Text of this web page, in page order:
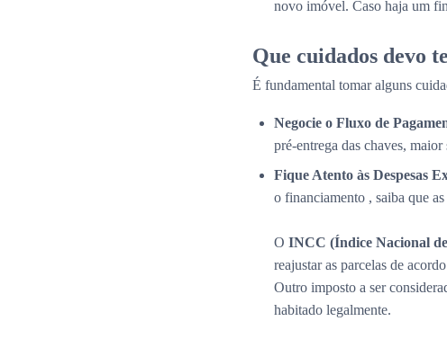
novo imóvel. Caso haja um
Que cuidados devo
É fundamental tomar alguns
Negocie o Fluxo de
pré-entrega das chaves,
Fique Atento às Despesas
o financiamento , saiba que
O INCC (Índice Nacional
reajustar as parcelas de
Outro imposto a ser
habitado legalmente.